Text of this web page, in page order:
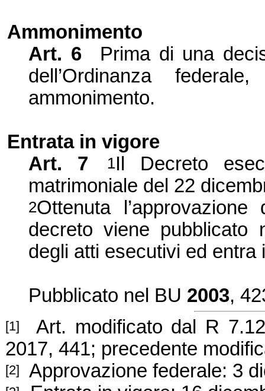
Ammonimento
Art. 6
Prima di una dec
dell’Ordinanza
ammonimento.
Entrata in vigore
Art. 7
1Il Decreto
matrimoniale del 22
2Ottenuta l’approvazione
decreto viene pubblicato
degli atti esecutivi ed
Pubblicato nel BU 2003,
[1] Art. modificato dal R
2017, 441; precedente
[2] Approvazione federale: 3